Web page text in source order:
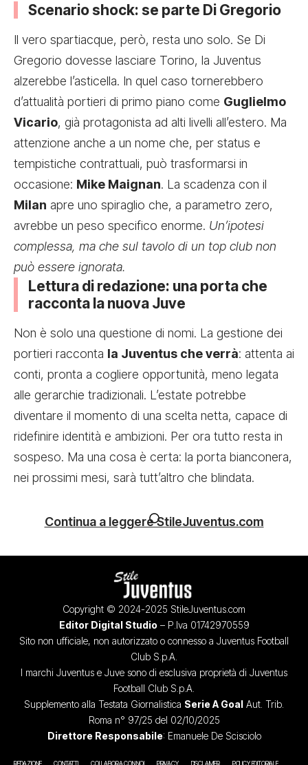
Scenario shock: se parte Di Gregorio
Il vero spartiacque, però, resta uno solo. Se Di
Gregorio dovesse lasciare Torino, la Juventus
alzerebbe l’asticella. In quel caso tornerebbero
d’attualità portieri di primo piano come Guglielmo
Vicario, già protagonista ad alti livelli all’estero. Ma
attenzione anche a un nome che, per status e
tempistiche contrattuali, può trasformarsi in
occasione: Mike Maignan. La scadenza con il
Milan apre uno spiraglio che, a parametro zero,
avrebbe un peso specifico enorme. Un’ipotesi
complessa, ma che sul tavolo di un top club non
può essere ignorata.
Lettura di redazione: una porta che
racconta la nuova Juve
Non è solo una questione di nomi. La gestione dei
portieri racconta la Juventus che verrà: attenta ai
conti, pronta a cogliere opportunità, meno legata
alle gerarchie tradizionali. L’estate potrebbe
diventare il momento di una scelta netta, capace di
ridefinire identità e ambizioni. Per ora tutto resta in
sospeso. Ma una cosa è certa: la porta bianconera,
nei prossimi mesi, sarà tutt’altro che blindata.
Continua a leggere StileJuventus.com
Copyright © 2024-2025 StileJuventus.com
Editor Digital Studio – P.Iva 01742970559
Sito non ufficiale, non autorizzato o connesso a Juventus Football
Club S.p.A.
I marchi Juventus e Juve sono di esclusiva proprietà di Juventus
Football Club S.p.A.
Supplemento alla Testata Giornalistica Serie A Goal Aut. Trib.
Roma n° 97/25 del 02/10/2025
Direttore Responsabile: Emanuele De Scisciolo
REDAZIONE CONTATTI COLLABORA CON NOI PRIVACY DISCLAIMER POLICY EDITORIALE